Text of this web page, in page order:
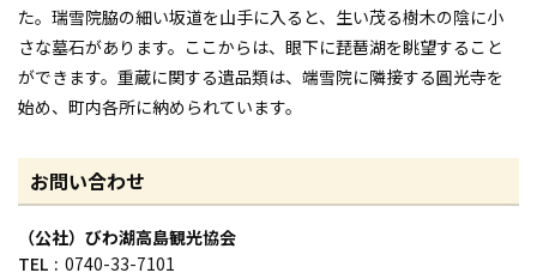
た。瑞雪院脇の細い坂道を山手に入ると、生い茂る樹木の陰に小
さな墓石があります。ここからは、眼下に琵琶湖を眺望すること
ができます。重蔵に関する遺品類は、端雪院に隣接する圓光寺を
始め、町内各所に納められています。
お問い合わせ
（公社）びわ湖高島観光協会
TEL
0740-33-7101